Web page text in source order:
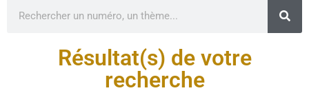
Résultat(s) de votre
recherche